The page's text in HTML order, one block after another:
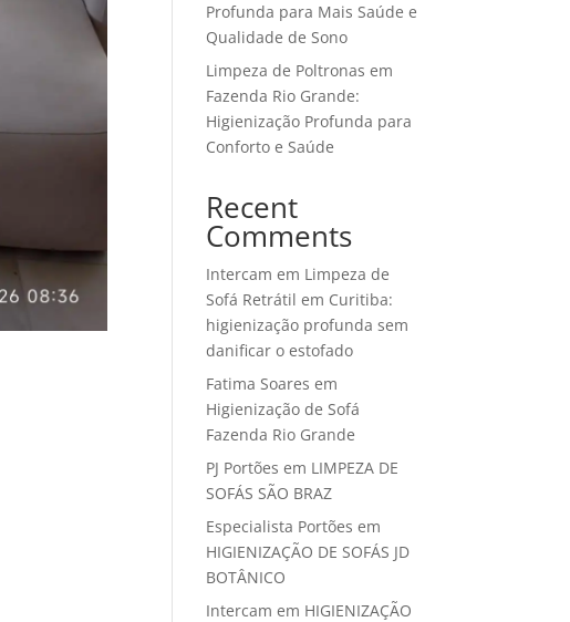
Profunda para Mais Saúde e
Qualidade de Sono
Limpeza de Poltronas em
Fazenda Rio Grande:
Higienização Profunda para
Conforto e Saúde
Recent
Comments
Intercam em Limpeza de
Sofá Retrátil em Curitiba:
higienização profunda sem
danificar o estofado
Fatima Soares em
Higienização de Sofá
Fazenda Rio Grande
PJ Portões em LIMPEZA DE
SOFÁS SÃO BRAZ
Especialista Portões em
HIGIENIZAÇÃO DE SOFÁS JD
BOTÂNICO
Intercam em HIGIENIZAÇÃO